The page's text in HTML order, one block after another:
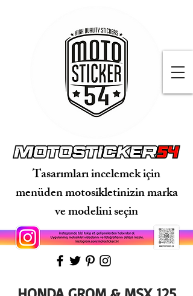
Tasarımları incelemek için
menüden motosikletinizin marka
ve modelini seçin